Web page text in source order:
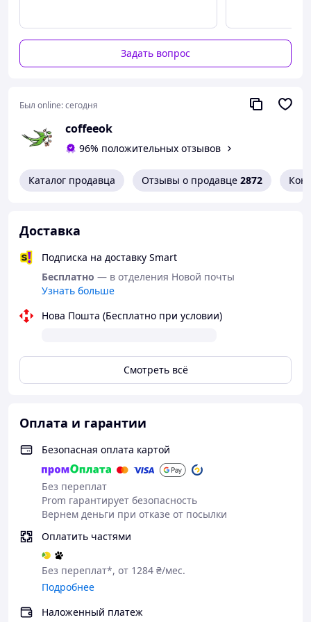
💡Illy Classico – наслаждайтесь итальянской
классикой с безупречным вкусом! Заказывайте с
доставкой по Украине.🚚
Задать вопрос
Был online:сегодня
coffeeok
96% положительных отзывов
Каталог продавца Отзывы о продавце 2872
Доставка
Подписка на доставку Smart
Бесплатно — в отделения Новой почты
Узнать больше
Нова Пошта (Бесплатно при условии)
Смотреть всё
Оплата и гарантии
Безопасная оплата картой
Без переплат
Prom гарантирует безопасность
Вернем деньги при отказе от посылки
Оплатить частями
Без переплат*, от 1284 ₴/мес.
Подробнее
Наложенный платеж